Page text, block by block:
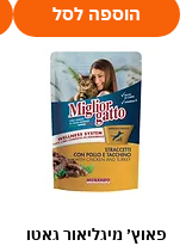
‏
₪
ל
-
1
0
0
ג
ר
הוספה לסל
פאוץ׳ מיגליאור גאטו